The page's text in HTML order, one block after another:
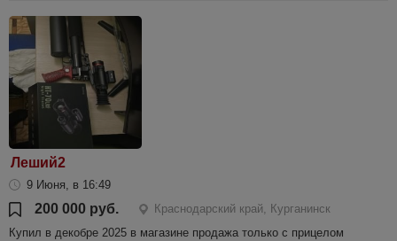
Леший2
9 Июня, в 16:49
200 000 руб.
Краснодарский край, Курганинск
Купил в декобре 2025 в магазине продажа только с прицелом